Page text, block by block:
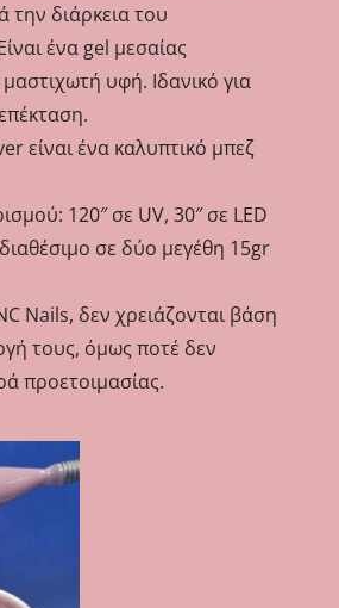
την διάρκεια του
ένα gel μεσαίας
υφή. Ιδανικό για
είναι ένα καλυπτικό μπεζ
120″ σε UV, 30″ σε LED
σε δύο μεγέθη 15gr
Nails, δεν χρειάζονται βάση
τους, όμως ποτέ δεν
προετοιμασίας.